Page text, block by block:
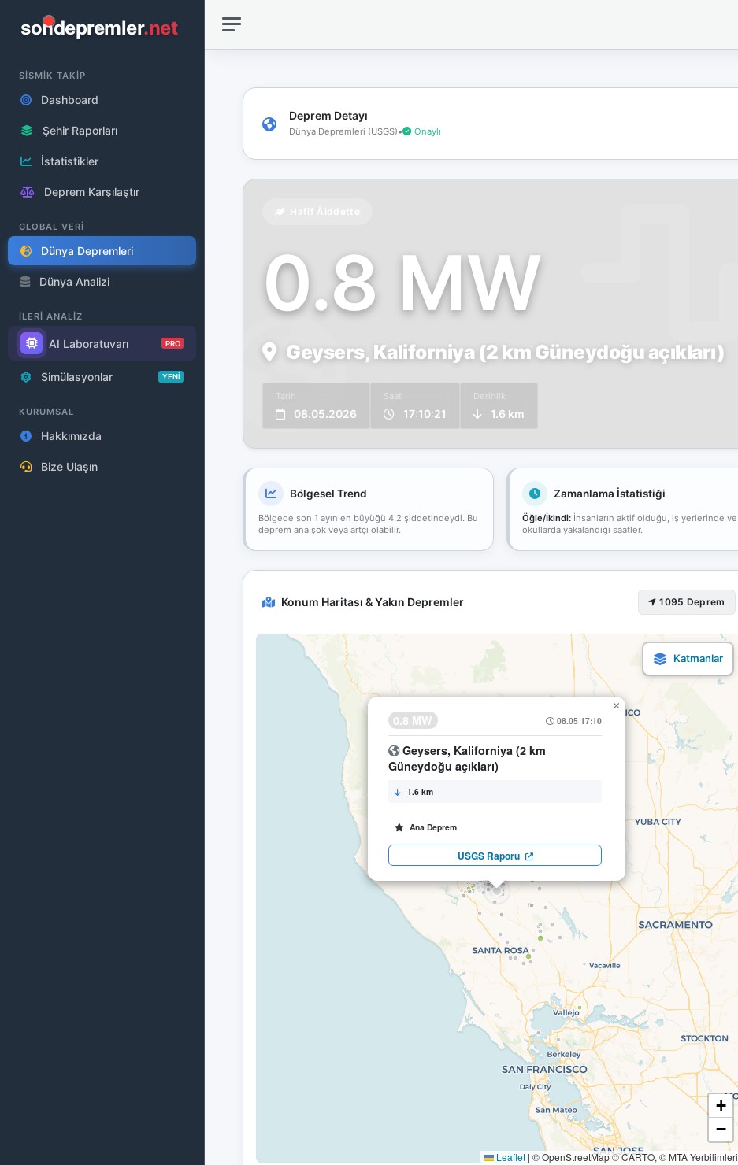
sondepremler.net
SİSMİK TAKİP
Dashboard
Şehir Raporları
İstatistikler
Deprem Karşılaştır
GLOBAL VERİ
Dünya Depremleri
Dünya Analizi
İLERİ ANALİZ
AI Laboratuvarı PRO
Simülasyonlar YENİ
KURUMSAL
Hakkımızda
Bize Ulaşın
Deprem Detayı
Dünya Depremleri (USGS)• Onaylı
0.8 MW
Geysers, Kaliforniya (2 km Güneydoğu açıkları)
Tarih
08.05.2026
Saat
17:10:21
Derinlik
1.6 km
Bölgesel Trend
Bölgede son 1 ayın en büyüğü 4.2 şiddetindeydi. Bu
deprem ana şok veya artçı olabilir.
Zamanlama İstatistiği
Öğle/İkindi:İnsanların aktif olduğu, iş yerlerinde ve
okullarda yakalandığı saatler.
Konum Haritası & Yakın Depremler 1095 Deprem
0.8 MW 08.05 17:10
Geysers, Kaliforniya (2 km
Güneydoğu açıkları)
1.6 km
Ana Deprem
USGS Raporu
×
+
−
Leaflet | © OpenStreetMap © CARTO, © MTA Yerbilimleri
bağlantınız